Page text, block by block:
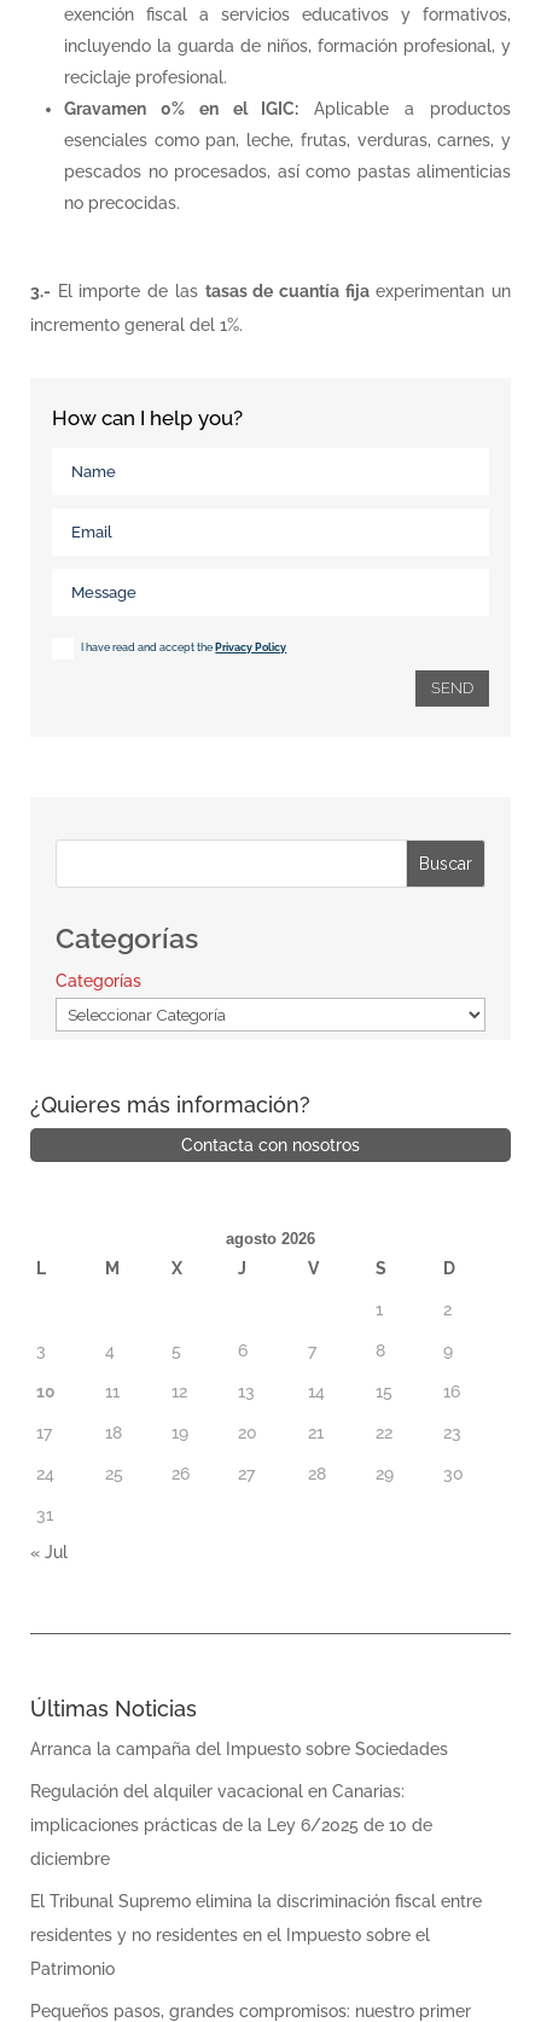
exención fiscal a servicios educativos y formativos,
incluyendo la guarda de niños, formación profesional, y
reciclaje profesional.
Gravamen 0% en el IGIC: Aplicable a productos
esenciales como pan, leche, frutas, verduras, carnes, y
pescados no procesados, así como pastas alimenticias
no precocidas.
3.- El importe de las tasas de cuantía fijaexperimentan un
incremento general del 1%.
How can I help you?
I have read and accept the Privacy Policy
SEND
Buscar
Categorías
Categorías
¿Quieres más información?
Contacta con nosotros
agosto 2026
L M X J V S D
1 2
3 4 5 6 7 8 9
10 11 12 13 14 15 16
17 18 19 20 21 22 23
24 25 26 27 28 29 30
31
« Jul
Últimas Noticias
Arranca la campaña del Impuesto sobre Sociedades
Regulación del alquiler vacacional en Canarias:
implicaciones prácticas de la Ley 6/2025 de 10 de
diciembre
El Tribunal Supremo elimina la discriminación fiscal entre
residentes y no residentes en el Impuesto sobre el
Patrimonio
Pequeños pasos, grandes compromisos: nuestro primer